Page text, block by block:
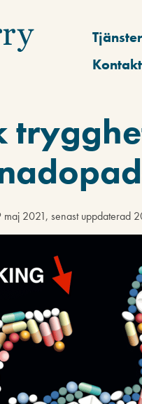
Tjänster
Kontakt
maj 2021, senast uppdaterad